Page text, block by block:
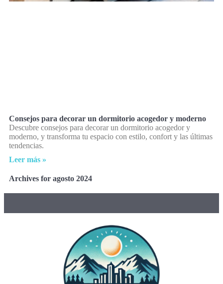
Consejos para decorar un dormitorio acogedor y moderno
Descubre consejos para decorar un dormitorio acogedor y
moderno, y transforma tu espacio con estilo, confort y las últimas
tendencias.
Leer más »
Archives for agosto 2024